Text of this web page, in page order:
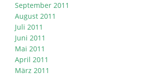
September 2011
August 2011
Juli 2011
Juni 2011
Mai 2011
April 2011
März 2011